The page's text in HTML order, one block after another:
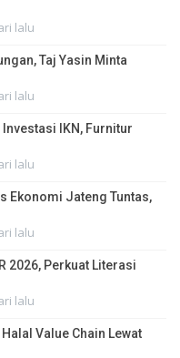
lalu
Taj Yasin Minta
lalu
IKN, Furnitur
lalu
Ekonomi Jateng Tuntas,
lalu
2026, Perkuat Literasi
lalu
Value Chain Lewat